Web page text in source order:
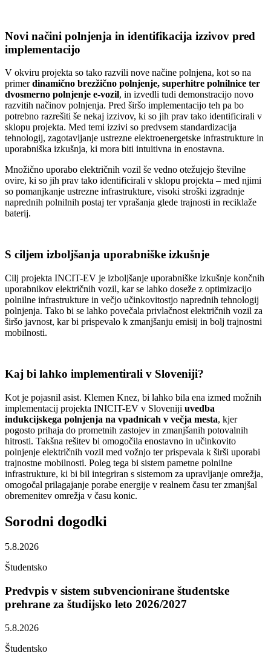
Novi načini polnjenja in identifikacija izzivov pred
implementacijo
V okviru projekta so tako razvili nove načine polnjena, kot so na
primerdinamično brezžično polnjenje, superhitre polnilnice ter
dvosmerno polnjenje e-vozil, in izvedli tudi demonstracijo novo
razvitih načinov polnjenja. Pred širšo implementacijo teh pa bo
potrebno razrešiti še nekaj izzivov, ki so jih prav tako identificirali v
sklopu projekta. Med temi izzivi so predvsem standardizacija
tehnologij, zagotavljanje ustrezne elektroenergetske infrastrukture in
uporabniška izkušnja, ki mora biti intuitivna in enostavna.
Množično uporabo električnih vozil še vedno otežujejo številne
ovire, ki so jih prav tako identificirali v sklopu projekta – med njimi
so pomanjkanje ustrezne infrastrukture, visoki stroški izgradnje
naprednih polnilnih postaj ter vprašanja glede trajnosti in reciklaže
baterij.
S ciljem izboljšanja uporabniške izkušnje
Cilj projekta INCIT-EV je izboljšanje uporabniške izkušnje končnih
uporabnikov električnih vozil, kar se lahko doseže z optimizacijo
polnilne infrastrukture in večjo učinkovitostjo naprednih tehnologij
polnjenja. Tako bi se lahko povečala privlačnost električnih vozil za
širšo javnost, kar bi prispevalo k zmanjšanju emisij in bolj trajnostni
mobilnosti.
Kaj bi lahko implementirali v Sloveniji?
Kot je pojasnil asist. Klemen Knez, bi lahko bila ena izmed možnih
implementacij projekta INICIT-EV v Sloveniji uvedba
indukcijskega polnjenja na vpadnicah v večja mesta, kjer
pogosto prihaja do prometnih zastojev in zmanjšanih potovalnih
hitrosti. Takšna rešitev bi omogočila enostavno in učinkovito
polnjenje električnih vozil med vožnjo ter prispevala k širši uporabi
trajnostne mobilnosti. Poleg tega bi sistem pametne polnilne
infrastrukture, ki bi bil integriran s sistemom za upravljanje omrežja,
omogočal prilagajanje porabe energije v realnem času ter zmanjšal
obremenitev omrežja v času konic.
Sorodni dogodki
5.8.2026
Študentsko
Predvpis v sistem subvencionirane študentske
prehrane za študijsko leto 2026/2027
5.8.2026
Študentsko